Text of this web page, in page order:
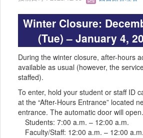
Winter Closure:
(Tue) – January 4,
During the winter closure, after-hours
available as usual (however, the
staffed).
To enter, hold your student or staff ID
at the “After-Hours Entrance” located
entrance. The automatic door will open.
Students: 7:00 a.m. – 12:00 a.m.
Faculty/Staff: 12:00 a.m. – 12:00